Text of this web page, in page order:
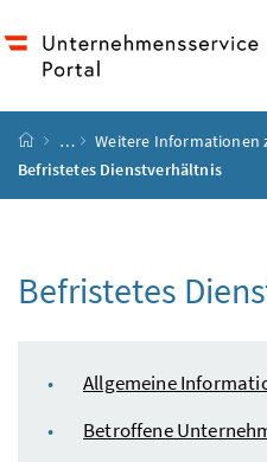
Startseite
…
Weitere Informationen
Befristetes Dienstverhältnis
Befristetes
Inhaltsverzeichnis
Allgemeine
Betroffene